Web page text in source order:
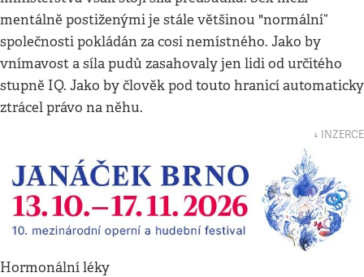
mentálně postiženými je stále většinou "normální“
společnosti pokládán za cosi nemístného. Jako by
vnímavost a síla pudů zasahovaly jen lidi od určitého
stupně IQ. Jako by člověk pod touto hranicí automaticky
ztrácel právo na něhu.
↓ INZERCE
Hormonální léky